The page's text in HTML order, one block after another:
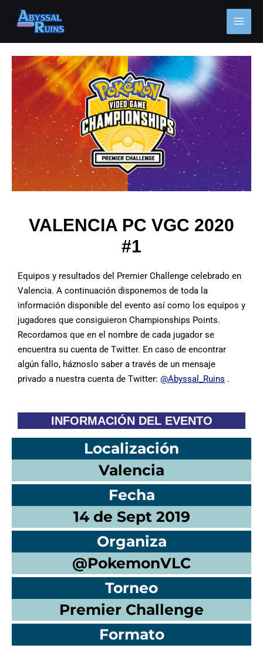
contenido
VALENCIA PC VGC 2020
#1
Equipos y resultados del Premier Challenge celebrado en
Valencia. A continuación disponemos de toda la
información disponible del evento así como los equipos y
jugadores que consiguieron Championships Points.
Recordamos que en el nombre de cada jugador se
encuentra su cuenta de Twitter. En caso de encontrar
algún fallo, háznoslo saber a través de un mensaje
privado a nuestra cuenta de Twitter: @Abyssal_Ruins .
INFORMACIÓN DEL EVENTO
Localización
Valencia
Fecha
14 de Sept 2019
Organiza
@PokemonVLC
Torneo
Premier Challenge
Formato
de
entradas